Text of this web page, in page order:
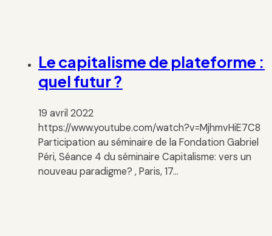
Le capitalisme de plateforme :
quel futur ?
19 avril 2022
https://www.youtube.com/watch?v=MjhmvHiE7C8
Participation au séminaire de la Fondation Gabriel
Péri, Séance 4 du séminaire Capitalisme: vers un
nouveau paradigme? , Paris, 17…